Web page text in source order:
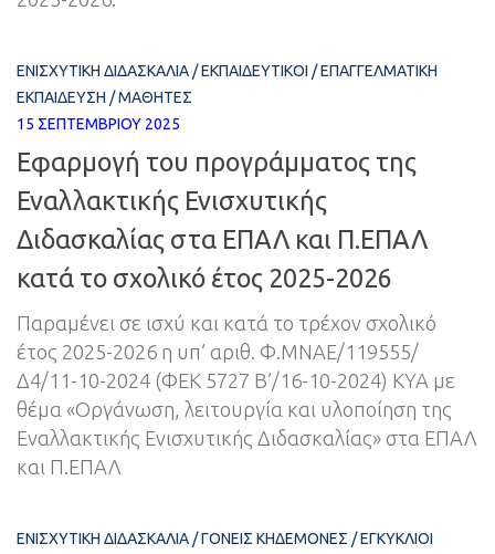
ΕΝΙΣΧΥΤΙΚΉ ΔΙΔΑΣΚΑΛΊΑ/ΕΚΠΑΙΔΕΥΤΙΚΟΊ /ΕΠΑΓΓΕΛΜΑΤΙΚΉ
ΕΚΠΑΊΔΕΥΣΗ /ΜΑΘΗΤΈΣ
15 ΣΕΠΤΕΜΒΡΊΟΥ 2025
Εφαρμογή του προγράμματος της
Εναλλακτικής Ενισχυτικής
Διδασκαλίας στα ΕΠΑΛ και Π.ΕΠΑΛ
κατά το σχολικό έτος 2025-2026
Παραμένει σε ισχύ και κατά το τρέχον σχολικό
έτος 2025-2026 η υπ’ αριθ. Φ.MNAE/119555/
Δ4/11-10-2024 (ΦΕΚ 5727 Β’/16-10-2024) ΚΥΑ με
θέμα «Οργάνωση, λειτουργία και υλοποίηση της
Εναλλακτικής Ενισχυτικής Διδασκαλίας» στα ΕΠΑΛ
και Π.ΕΠΑΛ
ΕΝΙΣΧΥΤΙΚΉ ΔΙΔΑΣΚΑΛΊΑ /ΓΟΝΕΊΣ ΚΗΔΕΜΌΝΕΣ /ΕΓΚΎΚΛΙΟΙ